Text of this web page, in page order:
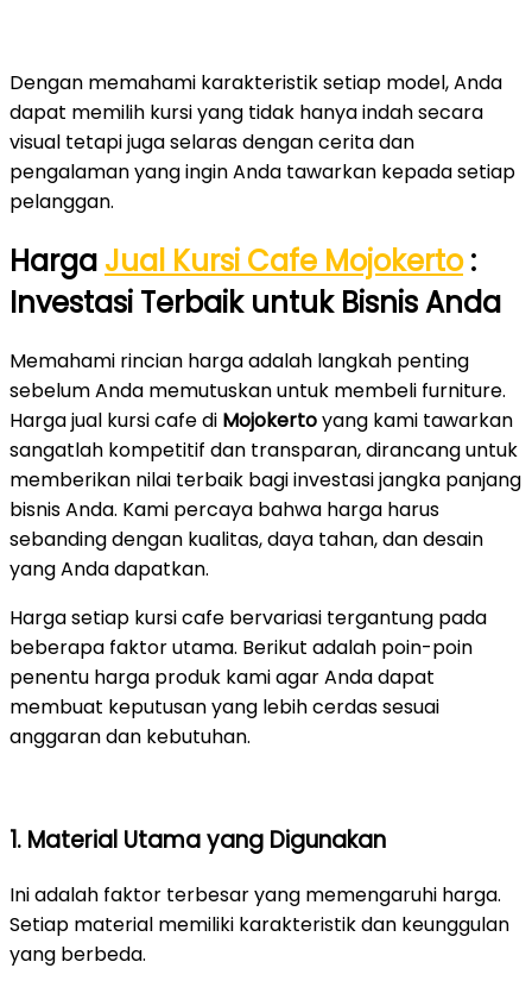
Dengan memahami karakteristik setiap model, Anda
dapat memilih kursi yang tidak hanya indah secara
visual tetapi juga selaras dengan cerita dan
pengalaman yang ingin Anda tawarkan kepada setiap
pelanggan.
Harga Jual Kursi Cafe Mojokerto:
Investasi Terbaik untuk Bisnis Anda
Memahami rincian harga adalah langkah penting
sebelum Anda memutuskan untuk membeli furniture.
Harga jual kursi cafe di Mojokertoyang kami tawarkan
sangatlah kompetitif dan transparan, dirancang untuk
memberikan nilai terbaik bagi investasi jangka panjang
bisnis Anda. Kami percaya bahwa harga harus
sebanding dengan kualitas, daya tahan, dan desain
yang Anda dapatkan.
Harga setiap kursi cafe bervariasi tergantung pada
beberapa faktor utama. Berikut adalah poin-poin
penentu harga produk kami agar Anda dapat
membuat keputusan yang lebih cerdas sesuai
anggaran dan kebutuhan.
1. Material Utama yang Digunakan
Ini adalah faktor terbesar yang memengaruhi harga.
Setiap material memiliki karakteristik dan keunggulan
yang berbeda.